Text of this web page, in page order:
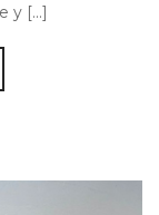
y [...]